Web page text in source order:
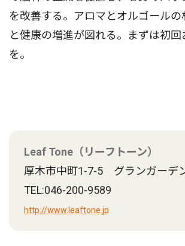
を改善する。アロマとオルゴール
と健康の増進が図れる。まずは初
を。
Leaf Tone（リーフトーン）
厚木市中町1-7-5 グランガーデ
TEL:046-200-9589
http://www.leaftone.jp